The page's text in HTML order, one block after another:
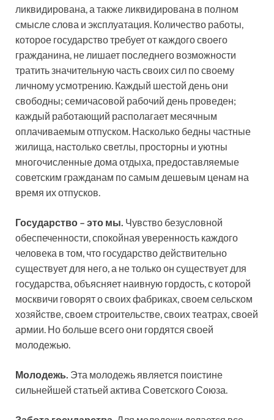
ликвидирована, а также ликвидирована в полном
смысле слова и эксплуатация. Количество работы,
которое государство требует от каждого своего
гражданина, не лишает последнего возможности
тратить значительную часть своих сил по своему
личному усмотрению. Каждый шестой день они
свободны; семичасовой рабочий день проведен;
каждый работающий располагает месячным
оплачиваемым отпуском. Насколько бедны частные
жилища, настолько светлы, просторны и уютны
многочисленные дома отдыха, предоставляемые
советским гражданам по самым дешевым ценам на
время их отпусков.
Государство – это мы. Чувство безусловной
обеспеченности, спокойная уверенность каждого
человека в том, что государство действительно
существует для него, а не только он существует для
государства, объясняет наивную гордость, с которой
москвичи говорят о своих фабриках, своем сельском
хозяйстве, своем строительстве, своих театрах, своей
армии. Но больше всего они гордятся своей
молодежью.
Молодежь. Эта молодежь является поистине
сильнейшей статьей актива Советского Союза.